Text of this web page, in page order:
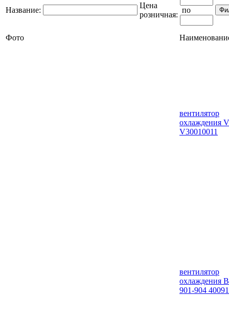
Название:
Цена
розничная:
по
Фото
вентилятор
охлаждения
V30010011
вентилятор
охлаждения
901-904